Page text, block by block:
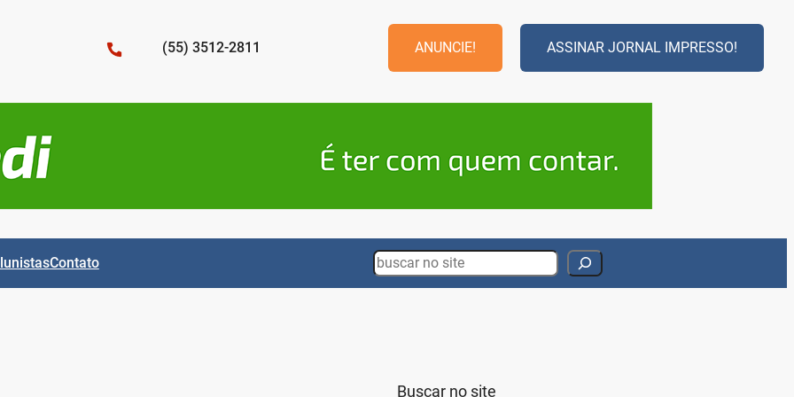
(55) 3512-2811 ANUNCIE! ASSINAR JORNAL IMPRESSO!
Contato Search
Buscar no site